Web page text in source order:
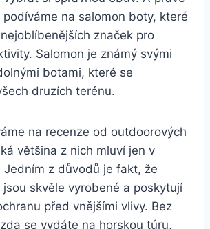
na salomon boty, ⁣které
značek pro
Salomon⁤ je⁢ známý svými
botami, které se
​druzích terénu.
⁣na ⁤recenze od outdoorových
většina z nich mluví jen v
Jedním z důvodů je fakt, že
skvěle vyrobené a poskytují
​před vnějšími vlivy. Bez
se vydáte na horskou⁣ túru,